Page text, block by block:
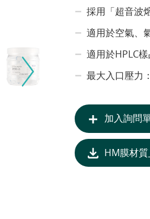
採用「超音波
適用於空氣、
適用於HPLC
最大入口壓力
加入詢問
HM膜材